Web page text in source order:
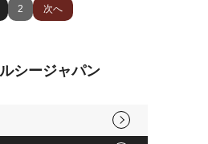
2 次へ
シージャパン